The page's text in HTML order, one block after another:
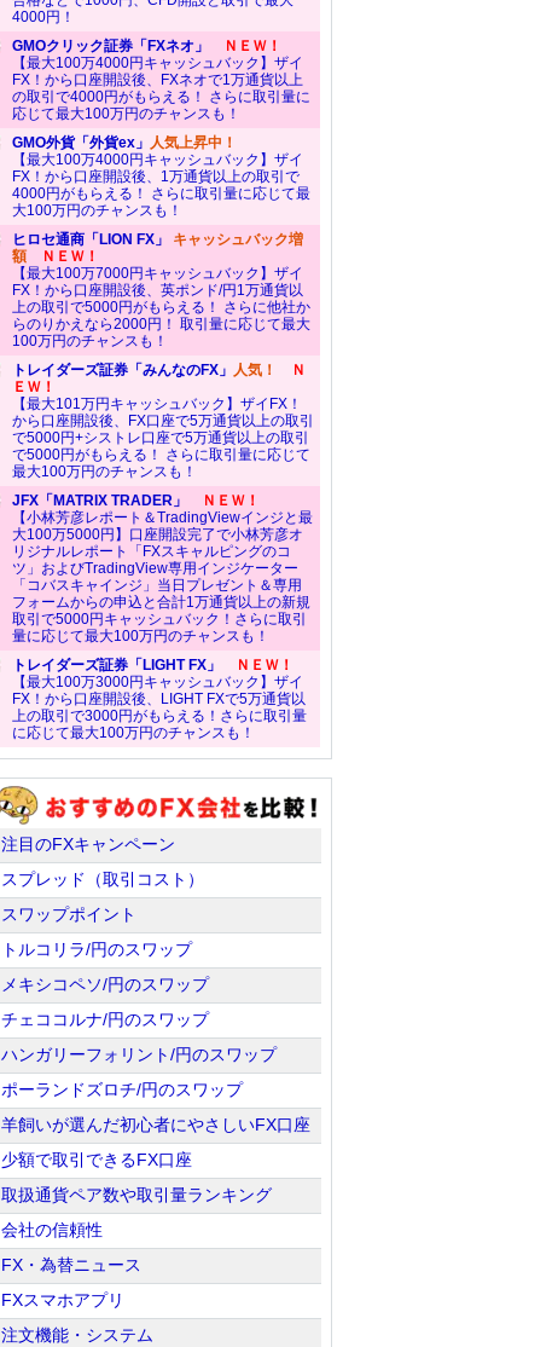
4000円！
GMOクリック証券「FXネオ」
ＮＥＷ！
【最大100万4000円キャッシュバック】ザイ
FX！から口座開設後、FXネオで1万通貨以上
の取引で4000円がもらえる！ さらに取引量に
応じて最大100万円のチャンスも！
GMO外貨「外貨ex」 人気上昇中！
【最大100万4000円キャッシュバック】ザイ
FX！から口座開設後、1万通貨以上の取引で
4000円がもらえる！ さらに取引量に応じて最
大100万円のチャンスも！
ヒロセ通商「LION FX」 キャッシュバック増
額ＮＥＷ！
【最大100万7000円キャッシュバック】ザイ
FX！から口座開設後、英ポンド/円1万通貨以
上の取引で5000円がもらえる！ さらに他社か
らのりかえなら2000円！ 取引量に応じて最大
100万円のチャンスも！
トレイダーズ証券「みんなのFX」 人気！
Ｎ
ＥＷ！
【最大101万円キャッシュバック】ザイFX！
から口座開設後、FX口座で5万通貨以上の取引
で5000円+シストレ口座で5万通貨以上の取引
で5000円がもらえる！ さらに取引量に応じて
最大100万円のチャンスも！
JFX「MATRIX TRADER」
ＮＥＷ！
【小林芳彦レポート＆TradingViewインジと最
大100万5000円】口座開設完了で小林芳彦オ
リジナルレポート「FXスキャルピングのコ
ツ」およびTradingView専用インジケーター
「コバスキャインジ」当日プレゼント＆専用
フォームからの申込と合計1万通貨以上の新規
取引で5000円キャッシュバック！さらに取引
量に応じて最大100万円のチャンスも！
トレイダーズ証券「LIGHT FX」
ＮＥＷ！
【最大100万3000円キャッシュバック】ザイ
FX！から口座開設後、LIGHT FXで5万通貨以
上の取引で3000円がもらえる！さらに取引量
に応じて最大100万円のチャンスも！
注目のFXキャンペーン
スプレッド（取引コスト）
スワップポイント
トルコリラ/円のスワップ
メキシコペソ/円のスワップ
チェココルナ/円のスワップ
ハンガリーフォリント/円のスワップ
ポーランドズロチ/円のスワップ
羊飼いが選んだ初心者にやさしいFX口座
少額で取引できるFX口座
取扱通貨ペア数や取引量ランキング
会社の信頼性
FX・為替ニュース
FXスマホアプリ
注文機能・システム